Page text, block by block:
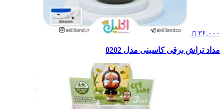
۳۶,۰۰۰
مداد تراش برقی کاسینی مدل 8202